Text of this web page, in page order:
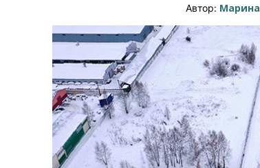
Автор: